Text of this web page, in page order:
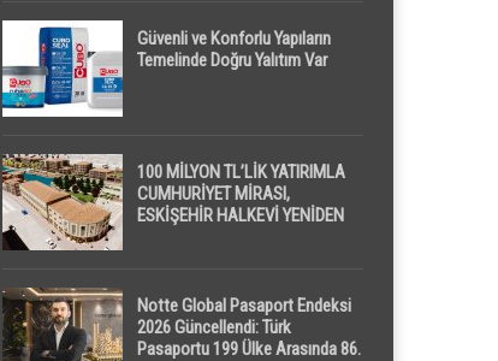
Güvenli ve Konforlu Yapıların
Temelinde Doğru Yalıtım Var
100 MİLYON TL’LİK YATIRIMLA
CUMHURİYET MİRASI,
ESKİŞEHİR HALKEVİ YENİDEN
Notte Global Pasaport Endeksi
2026 Güncellendi: Türk
Pasaportu 199 Ülke Arasında 86.